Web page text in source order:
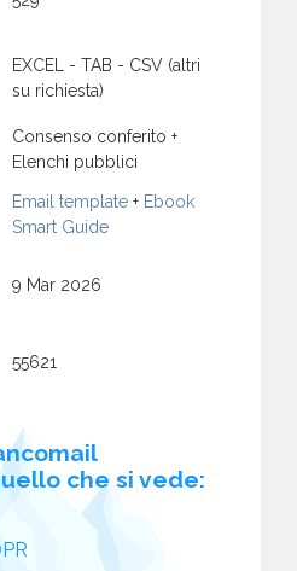
EXCEL - TAB - CSV (altri
su richiesta)
Consenso conferito +
Elenchi pubblici
Email template + Ebook
Smart Guide
9 Mar 2026
55621
che si vede: